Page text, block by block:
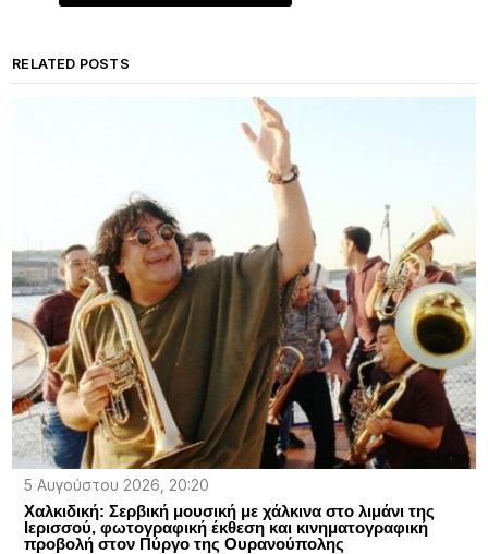
RELATED POSTS
5 Αυγούστου 2026, 20:20
Χαλκιδική: Σερβική μουσική με χάλκινα στο λιμάνι της
Ιερισσού, φωτογραφική έκθεση και κινηματογραφική
προβολή στον Πύργο της Ουρανούπολης